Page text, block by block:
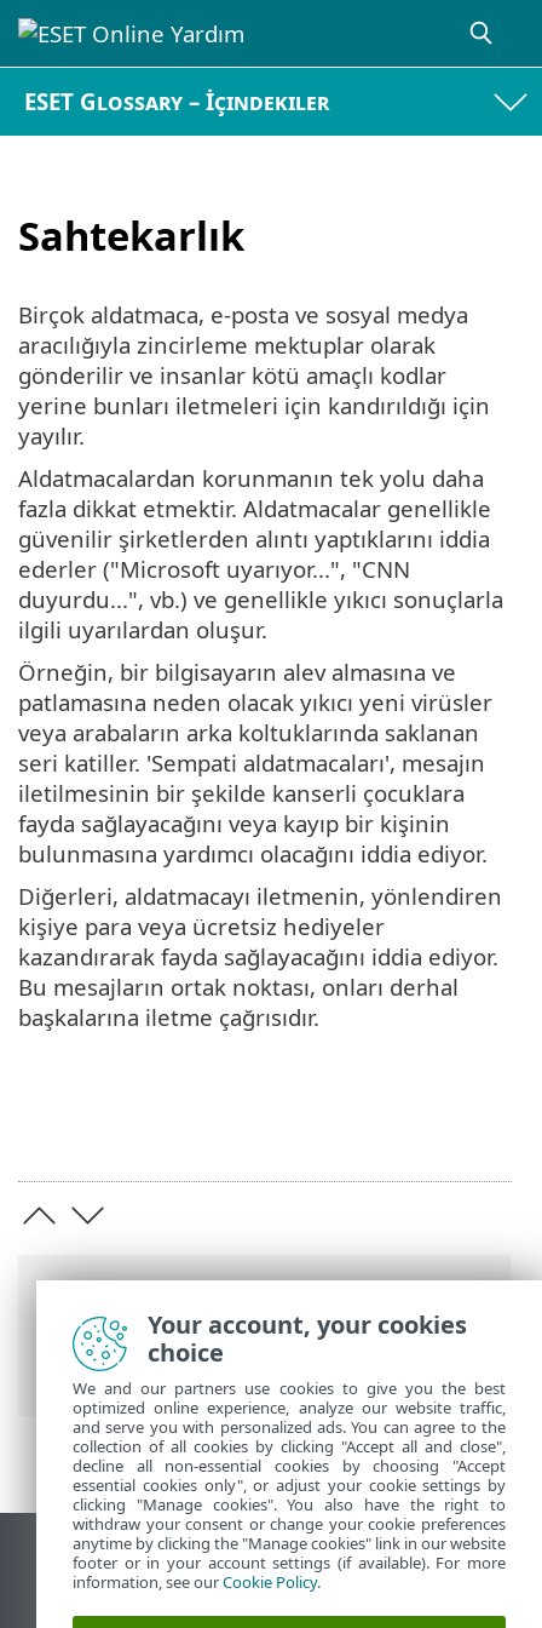
ESET Glossary – İçindekiler
Sahtekarlık
ESET Online Yardım ESET Glossary
Tehditler ve Saldırılar > Sahtekarlık
Birçok aldatmaca, e-posta ve sosyal medya
aracılığıyla zincirleme mektuplar olarak
gönderilir ve insanlar kötü amaçlı kodlar
yerine bunları iletmeleri için kandırıldığı için
yayılır.
Aldatmacalardan korunmanın tek yolu daha
fazla dikkat etmektir. Aldatmacalar genellikle
güvenilir şirketlerden alıntı yaptıklarını iddia
ederler ("Microsoft uyarıyor...", "CNN
duyurdu...", vb.) ve genellikle yıkıcı sonuçlarla
ilgili uyarılardan oluşur.
Örneğin, bir bilgisayarın alev almasına ve
patlamasına neden olacak yıkıcı yeni virüsler
veya arabaların arka koltuklarında saklanan
seri katiller. 'Sempati aldatmacaları', mesajın
iletilmesinin bir şekilde kanserli çocuklara
fayda sağlayacağını veya kayıp bir kişinin
bulunmasına yardımcı olacağını iddia ediyor.
Diğerleri, aldatmacayı iletmenin, yönlendiren
kişiye para veya ücretsiz hediyeler
kazandırarak fayda sağlayacağını iddia ediyor.
Bu mesajların ortak noktası, onları derhal
başkalarına iletme çağrısıdır.
Masaüstü sitesini görüntüle
End of Life
Your account, your cookies
choice
We and our partners use cookies to give you the best
optimized online experience, analyze our website traffic,
and serve you with personalized ads. You can agree to the
collection of all cookies by clicking "Accept all and close",
decline all non-essential cookies by choosing "Accept
essential cookies only", or adjust your cookie settings by
clicking "Manage cookies". You also have the right to
withdraw your consent or change your cookie preferences
anytime by clicking the "Manage cookies" link in our website
footer or in your account settings (if available). For more
information, see ourCookie Policy.